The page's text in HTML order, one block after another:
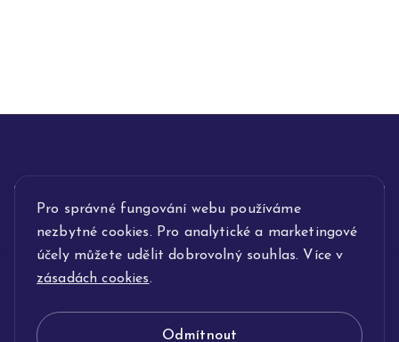
Pro správné fungování webu používáme
nezbytné cookies. Pro analytické a marketingové
účely můžete udělit dobrovolný souhlas. Více v
zásadách cookies.
Odmítnout
INFORMACE
POPIS SLUŽEB